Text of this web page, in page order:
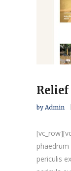
by Admin
periculis